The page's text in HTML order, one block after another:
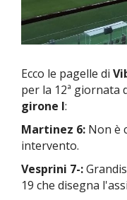
Ecco le pagelle di
per la 12ª giornata
girone I:
Martinez 6: Non è
intervento.
Vesprini 7-:
19 che disegna